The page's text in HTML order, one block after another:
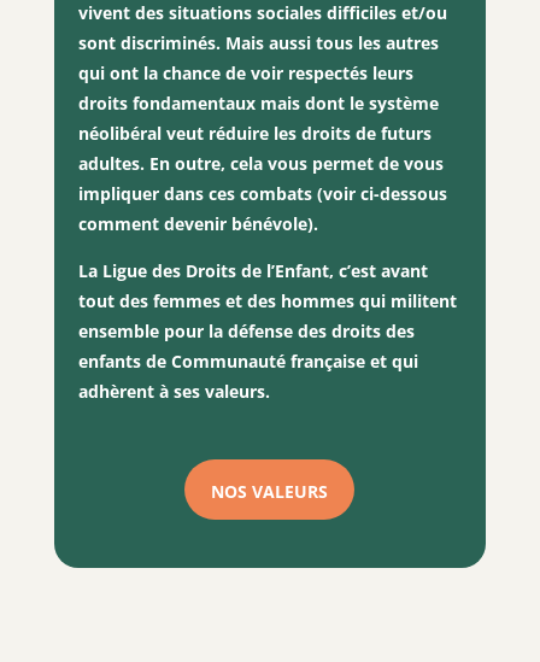
vivent des situations sociales difficiles et/ou
sont discriminés. Mais aussi tous les autres
qui ont la chance de voir respectés leurs
droits fondamentaux mais dont le système
néolibéral veut réduire les droits de futurs
adultes. En outre, cela vous permet de vous
impliquer dans ces combats (voir ci-dessous
comment devenir bénévole).
La Ligue des Droits de l’Enfant, c’est avant
tout des femmes et des hommes qui militent
ensemble pour la défense des droits des
enfants de Communauté française et qui
adhèrent à ses valeurs.
NOS VALEURS